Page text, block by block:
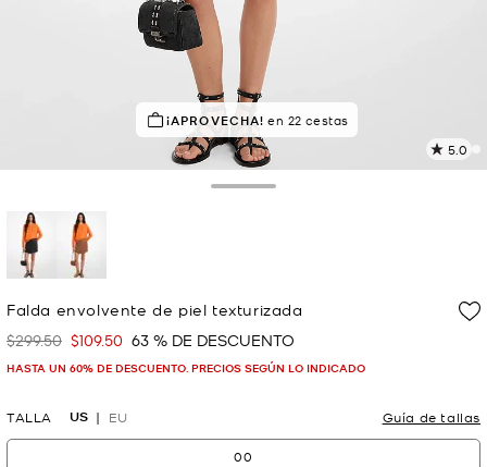
¡SOLICITADOS!23 vendidos
¡APROVECHA! en 22 cestas
5.0
3
Falda envolvente de piel texturizada
Era
$299.50 Ahora
$109.50 63 % DE DESCUENTO
HASTA UN 60% DE DESCUENTO. PRECIOS SEGÚN LO INDICADO
TALLA US EU Guía de tallas
00